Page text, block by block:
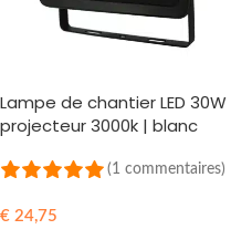
Lampe de chantier LED 30W
projecteur 3000k | blanc
(1 commentaires)
€ 24,75